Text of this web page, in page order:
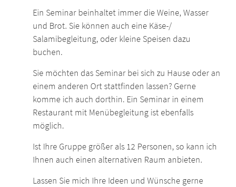
Ein Seminar beinhaltet immer die Weine, Wasser
und Brot. Sie können auch eine Käse-/
Salamibegleitung, oder kleine Speisen dazu
buchen.
Sie möchten das Seminar bei sich zu Hause oder an
einem anderen Ort stattfinden lassen? Gerne
komme ich auch dorthin. Ein Seminar in einem
Restaurant mit Menübegleitung ist ebenfalls
möglich.
Ist Ihre Gruppe größer als 12 Personen, so kann ich
Ihnen auch einen alternativen Raum anbieten.
Lassen Sie mich Ihre Ideen und Wünsche gerne